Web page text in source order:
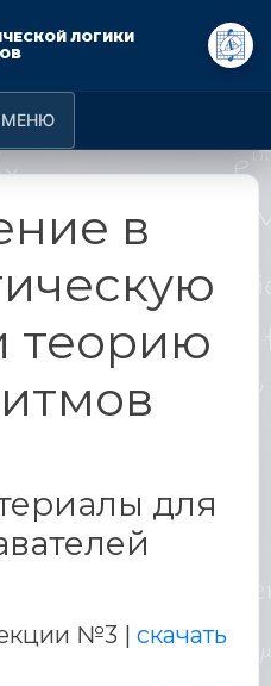
ЛОГИКИ
в
теорию
для
№3 | скачать